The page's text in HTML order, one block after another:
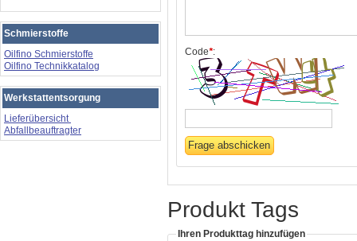
Code*:
Produkt Tags
Ihren Produkttag hinzufügen
Schmierstoffe
Oilfino Schmierstoffe
Oilfino Technikkatalog
Werkstattentsorgung
Lieferübersicht
Abfallbeauftragter